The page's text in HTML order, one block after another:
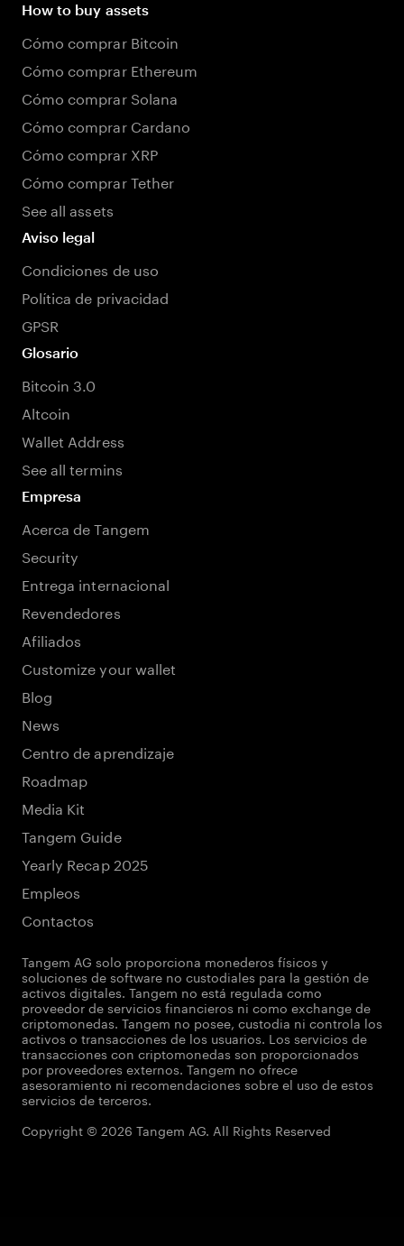
How to buy assets
Cómo comprar Bitcoin
Cómo comprar Ethereum
Cómo comprar Solana
Cómo comprar Cardano
Cómo comprar XRP
Cómo comprar Tether
See all assets
Aviso legal
Condiciones de uso
Política de privacidad
GPSR
Glosario
Bitcoin 3.0
Altcoin
Wallet Address
See all termins
Empresa
Acerca de Tangem
Security
Entrega internacional
Revendedores
Afiliados
Customize your wallet
Blog
News
Centro de aprendizaje
Roadmap
Media Kit
Tangem Guide
Yearly Recap 2025
Empleos
Contactos
Tangem AG solo proporciona monederos físicos y
soluciones de software no custodiales para la gestión de
activos digitales. Tangem no está regulada como
proveedor de servicios financieros ni como exchange de
criptomonedas. Tangem no posee, custodia ni controla los
activos o transacciones de los usuarios. Los servicios de
transacciones con criptomonedas son proporcionados
por proveedores externos. Tangem no ofrece
asesoramiento ni recomendaciones sobre el uso de estos
servicios de terceros.